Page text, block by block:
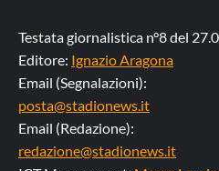
Testata giornalistica n°8 del
Editore: Ignazio Aragona
Email (Segnalazioni):
posta@stadionews.it
Email (Redazione):
redazione@stadionews.it